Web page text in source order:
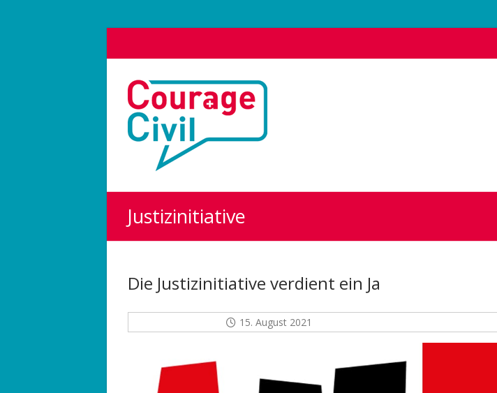
Courage
Civil
Weil
Demokratie
stärkt.
Justizinitiative
Die Justizinitiative verdient ein Ja
15. August 2021